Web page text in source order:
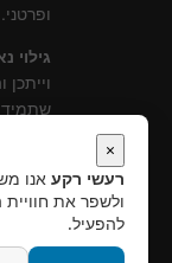
גילוי
שתמיד
×
רעשי רקע אנו
ולשפר את
להפעיל.